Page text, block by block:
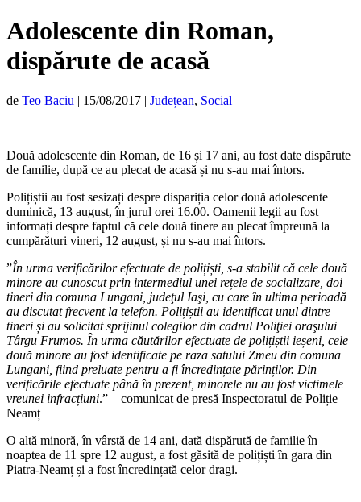
Adolescente din Roman,
dispărute de acasă
de Teo Baciu | 15/08/2017 | Județean, Social
Două adolescente din Roman, de 16 și 17 ani, au fost date dispărute
de familie, după ce au plecat de acasă și nu s-au mai întors.
Polițiștii au fost sesizați despre dispariția celor două adolescente
duminică, 13 august, în jurul orei 16.00. Oamenii legii au fost
informați despre faptul că cele două tinere au plecat împreună la
cumpărături vineri, 12 august, și nu s-au mai întors.
”În urma verificărilor efectuate de polițiști, s-a stabilit că cele două
minore au cunoscut prin intermediul unei rețele de socializare, doi
tineri din comuna Lungani, judeţul Iaşi, cu care în ultima perioadă
au discutat frecvent la telefon. Polițiștii au identificat unul dintre
tineri și au solicitat sprijinul colegilor din cadrul Poliţiei oraşului
Târgu Frumos. În urma căutărilor efectuate de polițiștii ieșeni, cele
două minore au fost identificate pe raza satului Zmeu din comuna
Lungani, fiind preluate pentru a fi încredințate părinților. Din
verificările efectuate până în prezent, minorele nu au fost victimele
vreunei infracțiuni.” – comunicat de presă Inspectoratul de Poliție
Neamț
O altă minoră, în vârstă de 14 ani, dată dispărută de familie în
noaptea de 11 spre 12 august, a fost găsită de polițiști în gara din
Piatra-Neamț și a fost încredințată celor dragi.